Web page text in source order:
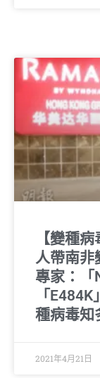
【變種
人帶南非
專家：「
「
種病毒知
2021年4月21日